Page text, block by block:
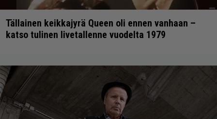
Tällainen keikkajyrä Queen oli ennen vanhaan –
katso tulinen livetallenne vuodelta 1979